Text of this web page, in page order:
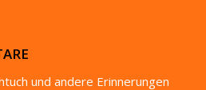
und andere Erinnerungen